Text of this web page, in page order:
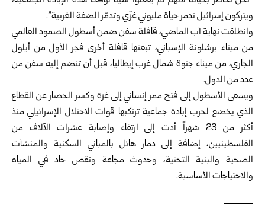
ويتركون إسرائيل تدمر حياة مليوني غزّي وتدمّر الضفة الغربية”.
وانطلقت نهاية آب الماضي، قافلة سفن ضمن أسطول الصمود العالمي
من ميناء برشلونة الإسباني، تبعتها قافلة أخرى فجر الأول من أيلول
الجاري، من ميناء جنوة شمال غرب إيطاليا، قبل أن تنضم إليه سفن من
عدد من الدول.
ويسعى الأسطول إلى فتح ممر إنساني إلى غزة وكسر الحصار عن القطاع
الذي يخضع لحرب إبادة جماعية ترتكبها قوات الاحتلال الإسرائيلي منذ
أكثر من 23 شهراً أدت إلى ارتقاء وإصابة عشرات الآلاف من
الفلسطينيين، إضافة إلى دمار هائل بالمباني السكنية والمنشآت
الصحية والبنية التحتية، وحدوث مجاعة ونقص حاد في المياه
والاحتياجات الأساسية.